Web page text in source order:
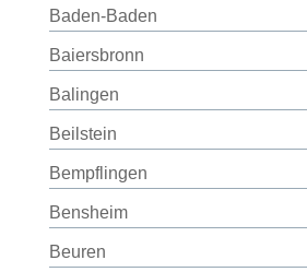
Baden-Baden
Baiersbronn
Balingen
Beilstein
Bempflingen
Bensheim
Beuren